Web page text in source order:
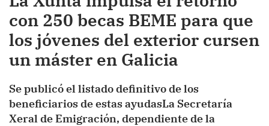
con 250 becas BEME para que
los jóvenes del exterior cursen
un máster en Galicia
Se publicó el listado definitivo de los
beneficiarios de estas ayudasLa Secretaría
Xeral de Emigración, dependiente de la